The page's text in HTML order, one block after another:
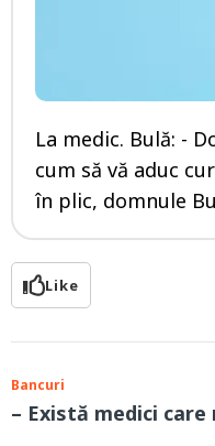
La medic. Bulă: -
cum să vă aduc
în plic, domnule
Like
Bancuri
– Există medici care